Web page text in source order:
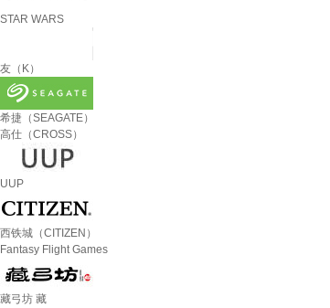
STAR WARS
友（K）
希捷（SEAGATE）
高仕（CROSS）
UUP
西铁城（CITIZEN）
Fantasy Flight Games
藏弓坊 藏